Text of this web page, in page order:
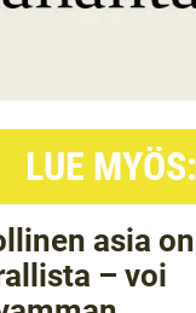
LUE MYÖS:
asia on
– voi